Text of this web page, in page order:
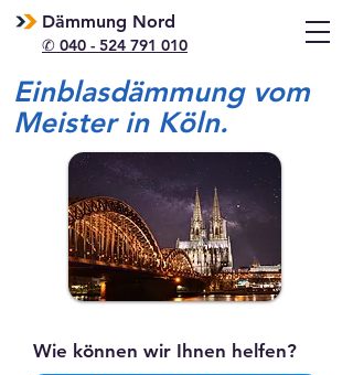
Dämmung Nord
✆ 040 - 524 791 010
Einblasdämmung vom
Meister in Köln.
Wie können wir Ihnen helfen?